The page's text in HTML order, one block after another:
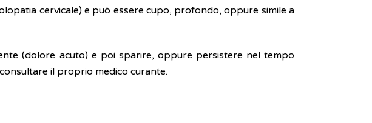
cervicale) e può essere cupo, profondo, oppure simile a
(dolore acuto) e poi sparire, oppure persistere nel tempo
il proprio medico curante.